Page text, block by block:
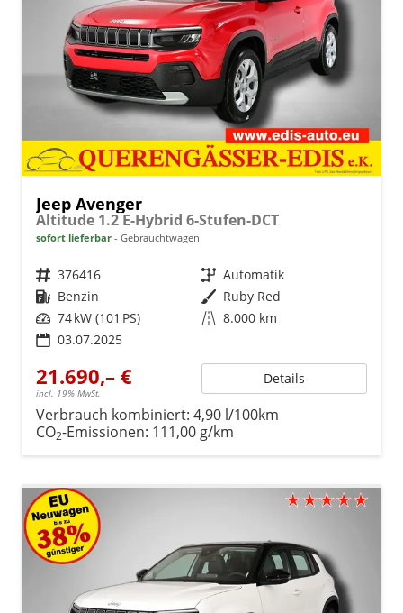
Jeep Avenger
Altitude 1.2 E-Hybrid 6-Stufen-DCT
sofort lieferbar Gebrauchtwagen
Fahrzeugnr. 376416 Getriebe Automatik
Kraftstoff Benzin Außenfarbe Ruby Red
Leistung 74 kW (101 PS) Kilometerstand 8.000 km
03.07.2025
21.690,– €
incl. 19% MwSt.
Details
Verbrauch kombiniert: 4,90 l/100km
CO2-Emissionen: 111,00 g/km